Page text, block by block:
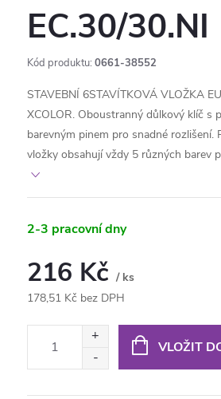
EC.30/30.NI
Kód produktu: 0661-38552
STAVEBNÍ 6STAVÍTKOVÁ VLOŽKA
XCOLOR. Oboustranný důlkový klíč s
barevným pinem pro snadné rozlišení.
vložky obsahují vždy 5 různých barev
2-3 pracovní dny
216 Kč / ks
178,51 Kč bez DPH
VLOŽIT